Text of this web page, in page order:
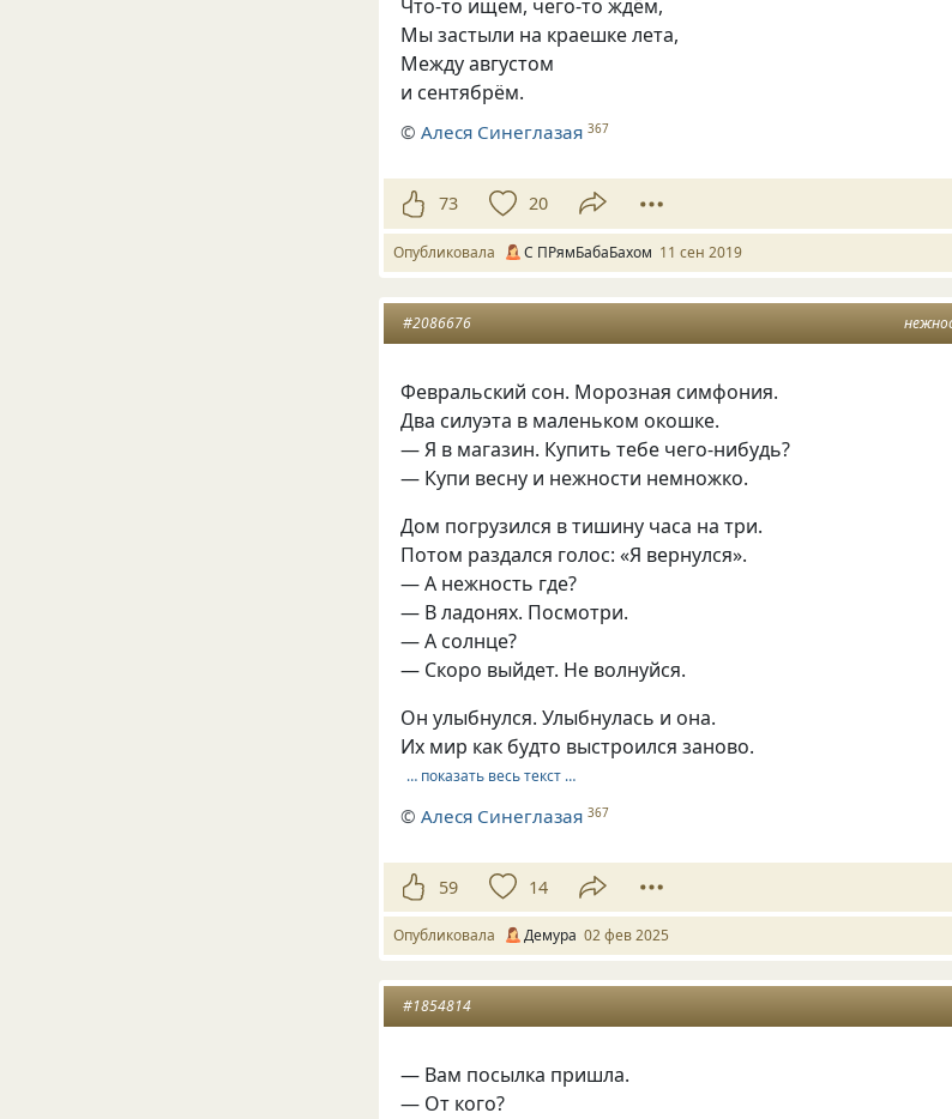
Что-то ищем, чего-то ждём,
Мы застыли на краешке лета,
Между августом
и сентябрём.
©Алеся Синеглазая 367
73 20
Опубликовала С ПРямБабаБахом 11 сен 2019
#2086676
Февральский сон. Морозная симфония.
Два силуэта в маленьком окошке.
— Я в магазин. Купить тебе чего-нибудь?
— Купи весну и нежности немножко.
Дом погрузился в тишину часа на три.
Потом раздался голос: «Я вернулся».
— А нежность где?
— В ладонях. Посмотри.
— А солнце?
— Скоро выйдет. Не волнуйся.
Он улыбнулся. Улыбнулась и она.
Их мир как будто выстроился заново.
… показать весь текст …
©Алеся Синеглазая 367
59 14
Опубликовала Демура 02 фев 2025
#1854814
— Вам посылка пришла.
— От кого?